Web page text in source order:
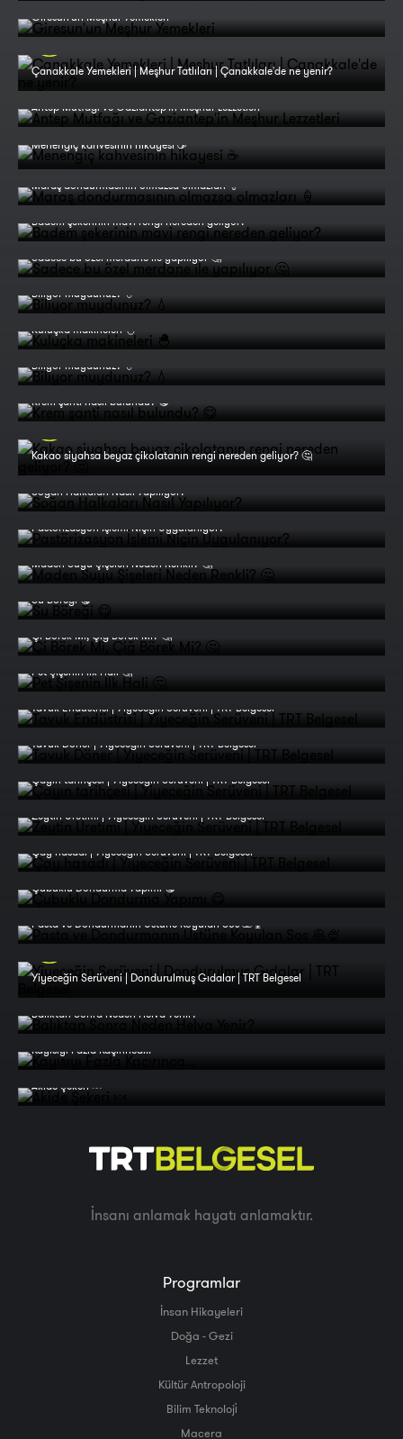
Giresun'un Meşhur Yemekleri
Çanakkale Yemekleri | Meşhur Tatlıları | Çanakkale'de ne yenir?
Antep Mutfağı ve Gaziantep'in Meşhur Lezzetleri
Menengiç kahvesinin hikayesi ☕
Maraş dondurmasının olmazsa olmazları 🍦
Badem şekerinin mavi rengi nereden geliyor?
Sadece bu özel merdane ile yapılıyor 🤔
Biliyor muydunuz? 💧
Kuluçka makineleri 🐣
Biliyor muydunuz? 💧
Krem şanti nasıl bulundu? 😋
Kakao siyahsa beyaz çikolatanın rengi nereden geliyor? 🤔
Soğan Halkaları Nasıl Yapılıyor?
Pastörizasyon İşlemi Niçin Uygulanıyor?
Maden Suyu Şişeleri Neden Renkli? 🤔
Su Böreği 😋
Çi Börek Mi, Çiğ Börek Mi? 🤔
Pet Şişenin İlk Hali 🤔
Tavuk Endüstrisi | Yiyeceğin Serüveni | TRT Belgesel
Tavuk Döner | Yiyeceğin Serüveni | TRT Belgesel
Çayın tarihçesi | Yiyeceğin Serüveni | TRT Belgesel
Zeytin Üretimi | Yiyeceğin Serüveni | TRT Belgesel
Çay hasadı | Yiyeceğin Serüveni | TRT Belgesel
Çubuklu Dondurma Yapımı 😋
Pasta ve Dondurmanın Üstüne Koyulan Sos 🥞🍨
Yiyeceğin Serüveni | Dondurulmuş Gıdalar | TRT Belgesel
Balıktan Sonra Neden Helva Yenir?
Kayısıyı Fazla Kaçırınca...
Akide Şekeri 🍬
İnsanı anlamak hayatı anlamaktır.
Programlar
İnsan Hikayeleri
Doğa - Gezi
Lezzet
Kültür Antropoloji
Bilim Teknoloji̇
Macera